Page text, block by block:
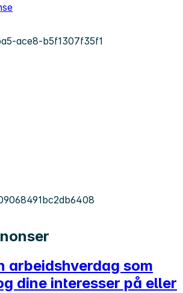
ace8-b5f1307f35f1
arbeidshverdag som
dine interesser på eller